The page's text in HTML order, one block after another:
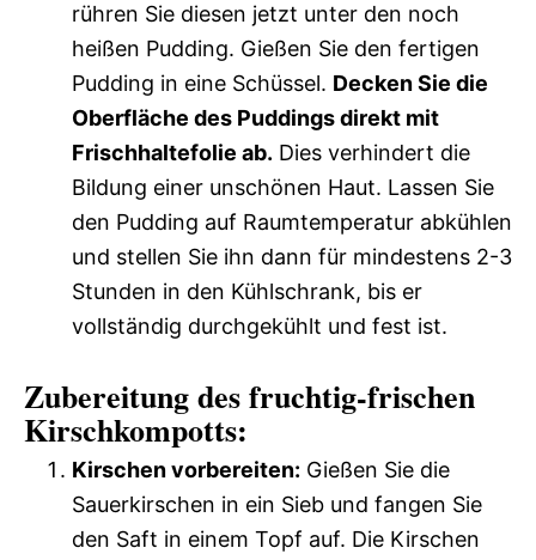
rühren Sie diesen jetzt unter den noch
heißen Pudding. Gießen Sie den fertigen
Pudding in eine Schüssel. Decken Sie die
Oberfläche des Puddings direkt mit
Frischhaltefolie ab. Dies verhindert die
Bildung einer unschönen Haut. Lassen Sie
den Pudding auf Raumtemperatur abkühlen
und stellen Sie ihn dann für mindestens 2-3
Stunden in den Kühlschrank, bis er
vollständig durchgekühlt und fest ist.
Zubereitung des fruchtig-frischen
Kirschkompotts:
Kirschen vorbereiten: Gießen Sie die
Sauerkirschen in ein Sieb und fangen Sie
den Saft in einem Topf auf. Die Kirschen